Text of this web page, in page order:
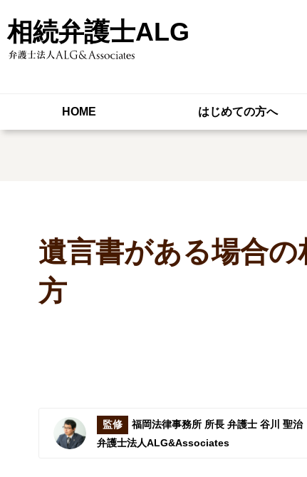
相続弁護士ALG
HOME はじめての方へ
遺言書がある場合
方
監修
福岡法律事務所 所長 弁護士 谷川 聖治
弁護士法人ALG&Associates